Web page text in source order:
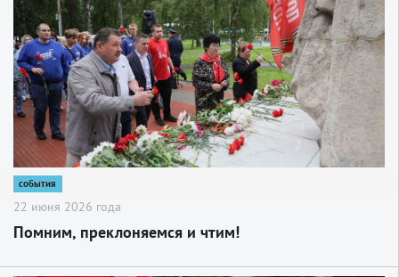
события
22 июня 2026 года
Помним, преклоняемся и чтим!